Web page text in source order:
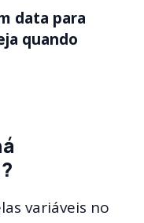
data para
quando
variáveis no